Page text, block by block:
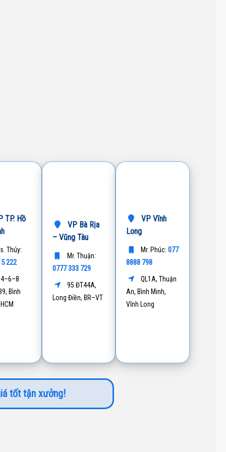
TP. Hồ
Thúy:
222
Bình
VP Bà Rịa
– Vũng Tàu
Mr. Thuận:
0777 333 729
95 ĐT44A,
Long Điền, BR–VT
VP Vĩnh
Long
Mr. Phúc:077
8888 798
QL1A, Thuận
An, Bình Minh,
Vĩnh Long
tốt tận xưởng!